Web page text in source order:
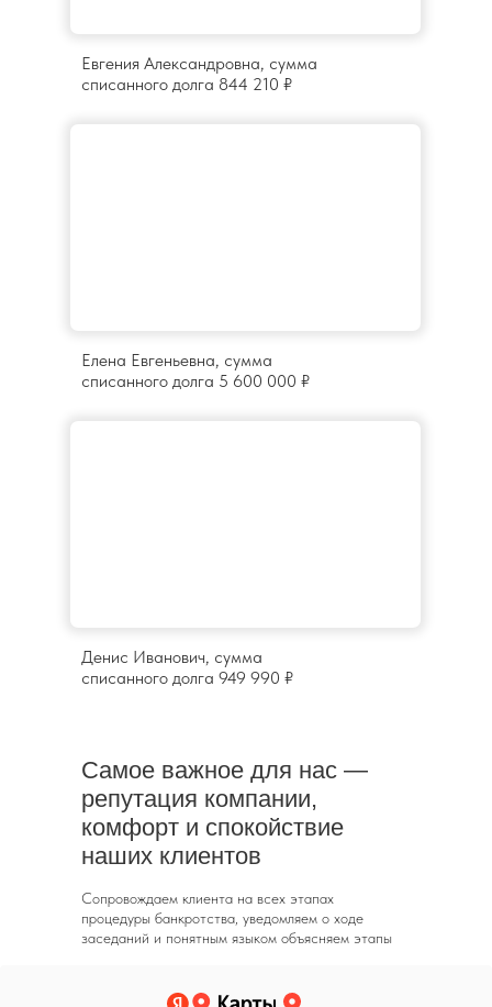
Евгения Александровна, сумма
списанного долга 844 210 ₽
Елена Евгеньевна, сумма
списанного долга 5 600 000 ₽
Денис Иванович, сумма
списанного долга 949 990 ₽
Самое важное для нас —
репутация компании,
комфорт и спокойствие
наших клиентов
Сопровождаем клиента на всех этапах
процедуры банкротства, уведомляем о ходе
заседаний и понятным языком объясняем этапы